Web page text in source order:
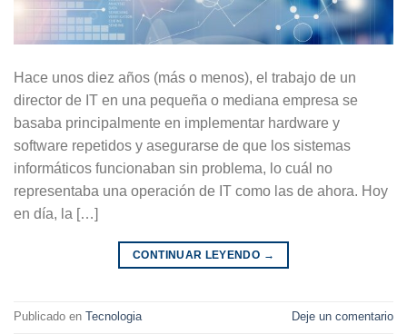
Hace unos diez años (más o menos), el trabajo de un
director de IT en una pequeña o mediana empresa se
basaba principalmente en implementar hardware y
software repetidos y asegurarse de que los sistemas
informáticos funcionaban sin problema, lo cuál no
representaba una operación de IT como las de ahora. Hoy
en día, la […]
CONTINUAR LEYENDO →
Publicado en Tecnologia Deje un comentario